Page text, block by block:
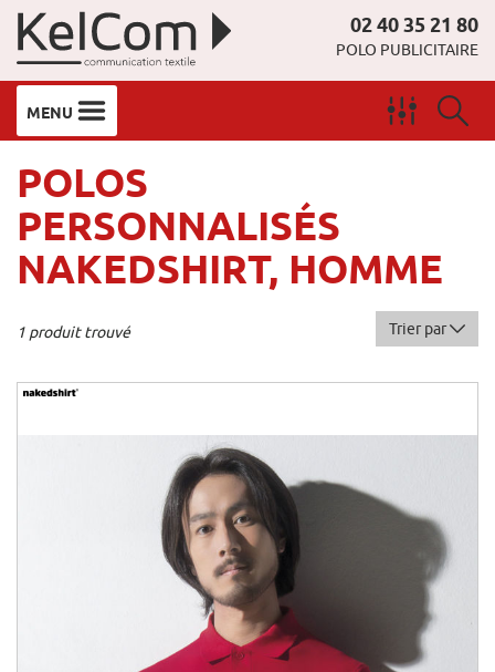
02 40 35 21 80
POLO PUBLICITAIRE
MENU
POLOS
PERSONNALISÉS
NAKEDSHIRT, HOMME
1 produit trouvé Trier par